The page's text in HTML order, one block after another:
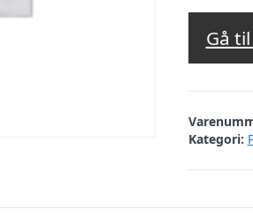
Gå
Kategori: